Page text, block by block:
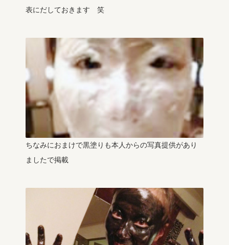
表にだしておきます 笑
ちなみにおまけで黒塗りも本人からの写真提供があり
ましたで掲載